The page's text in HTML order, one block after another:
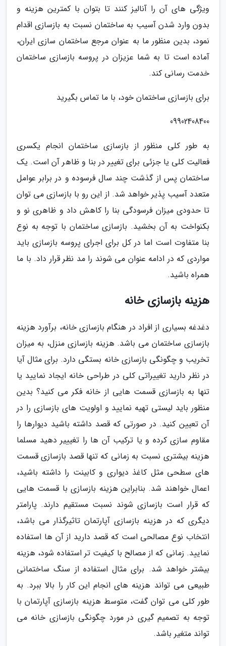
ویژگی های آن را آنالیز کنند تا بتوان با کمترین هزینه و
بدون وارد شدن آسیب به ساختمان نسبت به بازسازی اقدام
نمود، بدین منظور ما به عنوان مرجع ساختمان سازی ایران،
آماده است تا به شما عزیزان در پروسه بازسازی ساختمان
خدمت رسانی کند.
برای بازسازی ساختمان خود، با ما تماس بگیرید
09902408400
به طور کلی منظور از بازسازی ساختمان انجام یکسری
فعالیت کلی یا جزئی برای تغییر در بنا و ظاهر آن است. یک
ساختمان پس از گذشت چند سال فرسوده و در برابر عوامل
متعدد آسیب پذیر خواهد شد. از این رو با بازسازی می توان
تا حدودی میزان فرسودگی بنا را کاهش داد و ظاهری نو و
بکنواخت به آن بخشید. بازسازی ساختمان با توجه به نوع
بنا متفاوت است اما در کل برای اجرای پروسه بازسازی باید
مواردی که در ادامه عنوان می شوند را مد نظر قرار داد. با ما
همراه باشید.
هزینه بازسازی خانه
دغدغه بسیاری از افراد در هنگام بازسازی خانه، برآورد هزینه
بازسازی ساختمان می باشد. هزینه بازسازی منزل، به میزان
تخریب و چگونگی بازسازی خانه بستگی دارد. برای مثال آیا
در نظر دارید تغییراتی کلی در طراحی خانه ایجاد نمایید یا
تنها به بازسازی قسمت هایی از خانه فکر می کنید؟ بدین
منظور باید لیستی تهیه نمایید و اولویت های بازسازی را در
آن تعیین کنید. در صورتی که قصد داشته باشید دیوارها را
مقاوم سازی کرده و یا ترکیب آن ها را تغیییر دهید مسلما
هزینه بیشتری نسبت به زمانی که تنها قصد بازسازی قسمت
های سطحی مثل کاغذ دیواری و کابینت را داشته باشید،
اعمال خواهند شد. بنابراین هزینه بازسازی با قسمت هایی
که قرار است بازسازی شوند نسبت مستقیم دارند. پارامتر
دیگری که در هزینه بازسازی آپارتمان تاثیرگذار می باشد،
انتخاب نوع مصالحی است که قصد دارید از آن ها استفاده
نمایید. زمانی که از مصالح با کیفیت تر استفاده شود، هزینه
بیشتر خواهد شد. برای مثال استفاده از سنگ ساختمانی
طبیعی می تواند هزینه های انجام این کار را بالا ببرد. به
طور کلی می توان گفت، متوسط هزینه بازسازی آپارتمان با
توجه به تصمیم گیری در مورد چگونگی بازسازی خانه می
تواند متغیر باشد.